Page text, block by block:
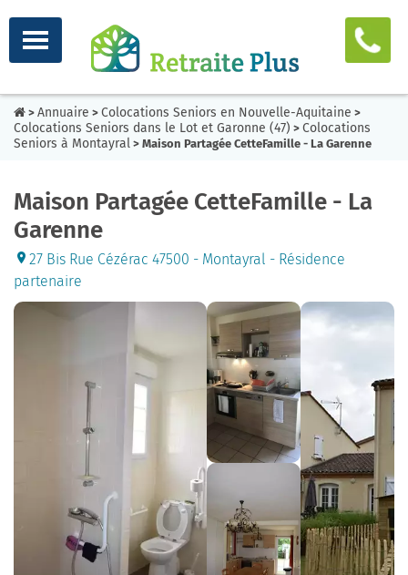
> Annuaire > Colocations Seniors en Nouvelle-Aquitaine >
Colocations Seniors dans le Lot et Garonne (47) > Colocations
Seniors à Montayral > Maison Partagée CetteFamille - La Garenne
Maison Partagée CetteFamille - La
Garenne
27 Bis Rue Cézérac 47500 - Montayral - Résidence
partenaire